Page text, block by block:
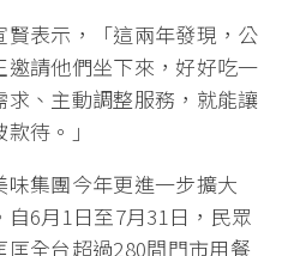
表示，「這兩年發現，公
請他們坐下來，好好吃一
、主動調整服務，就能讓
待。」
集團今年更進一步擴大
自6月1日至7月31日，民眾
全台超過280間門市用餐